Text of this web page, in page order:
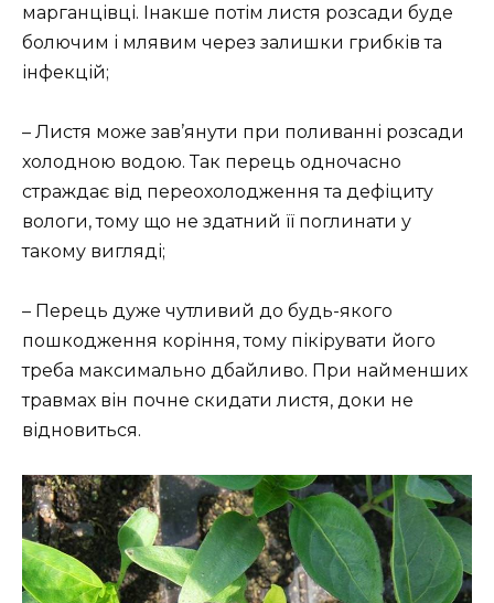
марганцівці. Інакше потім листя розсади буде
болючим і млявим через залишки грибків та
інфекцій;
– Листя може зав’янути при поливанні розсади
холодною водою. Так перець одночасно
страждає від переохолодження та дефіциту
вологи, тому що не здатний її поглинати у
такому вигляді;
– Перець дуже чутливий до будь-якого
пошкодження коріння, тому пікірувати його
треба максимально дбайливо. При найменших
травмах він почне скидати листя, доки не
відновиться.